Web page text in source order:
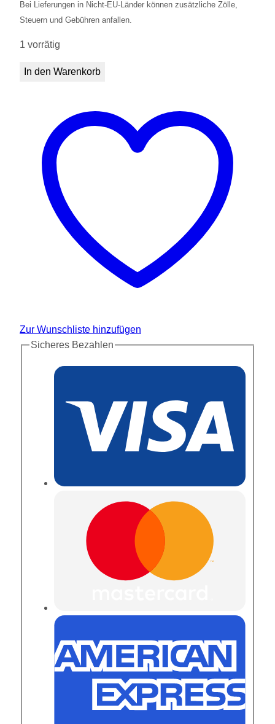
Bei Lieferungen in Nicht-EU-Länder können zusätzliche Zölle,
Steuern und Gebühren anfallen.
1 vorrätig
Pyrenischer
In den Warenkorb
Zur Wunschliste hinzufügen
Sicheres Bezahlen